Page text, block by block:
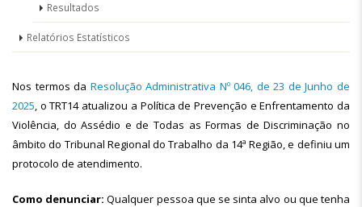
Resultados
Relatórios Estatísticos
Nos termos da Resolução Administrativa Nº 046, de 23 de Junho de
2025, o TRT14 atualizou a Política de Prevenção e Enfrentamento da
Violência, do Assédio e de Todas as Formas de Discriminação no
âmbito do Tribunal Regional do Trabalho da 14ª Região, e definiu um
protocolo de atendimento.
Como denunciar: Qualquer pessoa que se sinta alvo ou que tenha